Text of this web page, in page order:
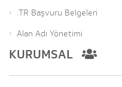
.TR Başvuru Belgeleri
Alan Adı Yönetimi
KURUMSAL